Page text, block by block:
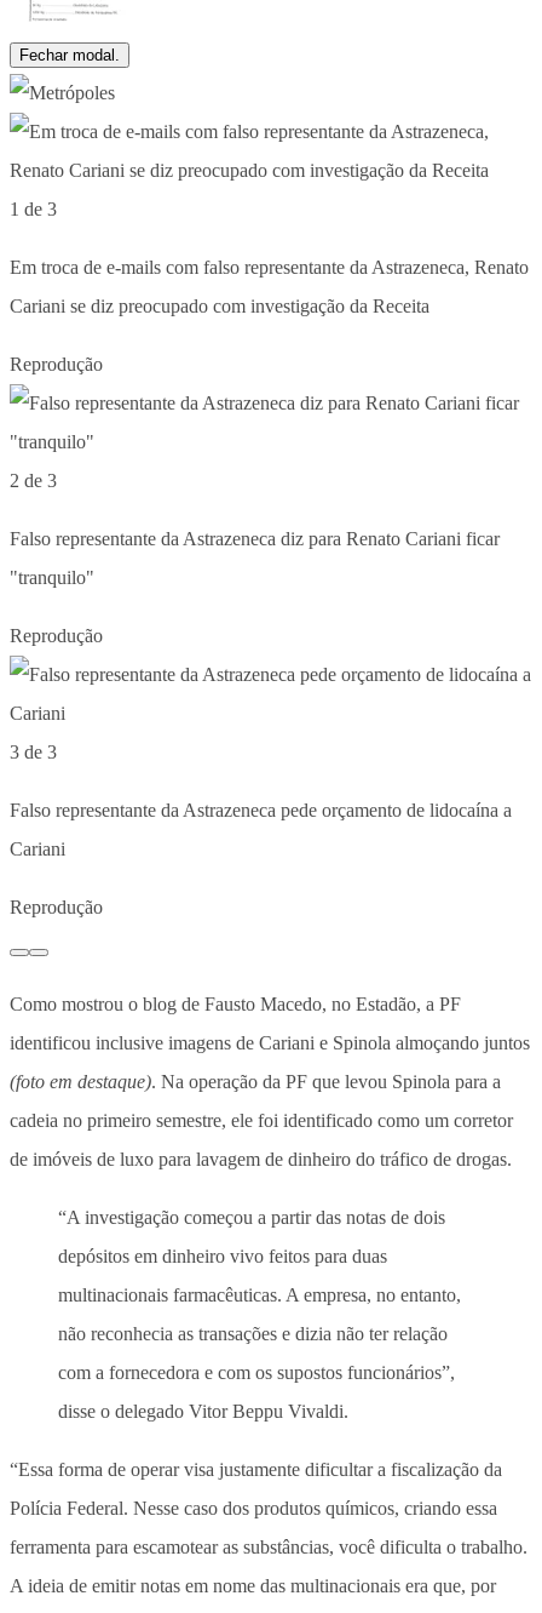
Fechar modal.
1 de 3
Em troca de e-mails com falso representante da Astrazeneca, Renato
Cariani se diz preocupado com investigação da Receita
Reprodução
2 de 3
Falso representante da Astrazeneca diz para Renato Cariani ficar
"tranquilo"
Reprodução
3 de 3
Falso representante da Astrazeneca pede orçamento de lidocaína a
Cariani
Reprodução
Como mostrou o blog de Fausto Macedo, no Estadão, a PF
identificou inclusive imagens de Cariani e Spinola almoçando juntos
(foto em destaque). Na operação da PF que levou Spinola para a
cadeia no primeiro semestre, ele foi identificado como um corretor
de imóveis de luxo para lavagem de dinheiro do tráfico de drogas.
“A investigação começou a partir das notas de dois
depósitos em dinheiro vivo feitos para duas
multinacionais farmacêuticas. A empresa, no entanto,
não reconhecia as transações e dizia não ter relação
com a fornecedora e com os supostos funcionários”,
disse o delegado Vitor Beppu Vivaldi.
“Essa forma de operar visa justamente dificultar a fiscalização da
Polícia Federal. Nesse caso dos produtos químicos, criando essa
ferramenta para escamotear as substâncias, você dificulta o trabalho.
A ideia de emitir notas em nome das multinacionais era que, por